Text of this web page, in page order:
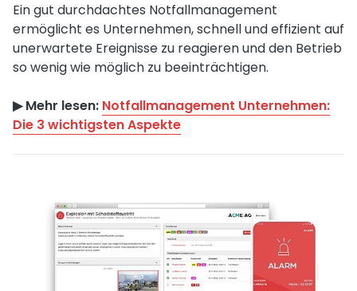
Ein gut durchdachtes Notfallmanagement
ermöglicht es Unternehmen, schnell und effizient auf
unerwartete Ereignisse zu reagieren und den Betrieb
so wenig wie möglich zu beeinträchtigen.
▶︎ Mehr lesen: Notfallmanagement Unternehmen:
Die 3 wichtigsten Aspekte